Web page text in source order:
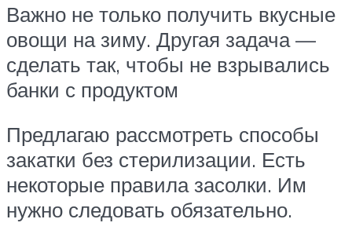
Важно не только получить вкусные
овощи на зиму. Другая задача —
сделать так, чтобы не взрывались
банки с продуктом
Предлагаю рассмотреть способы
закатки без стерилизации. Есть
некоторые правила засолки. Им
нужно следовать обязательно.